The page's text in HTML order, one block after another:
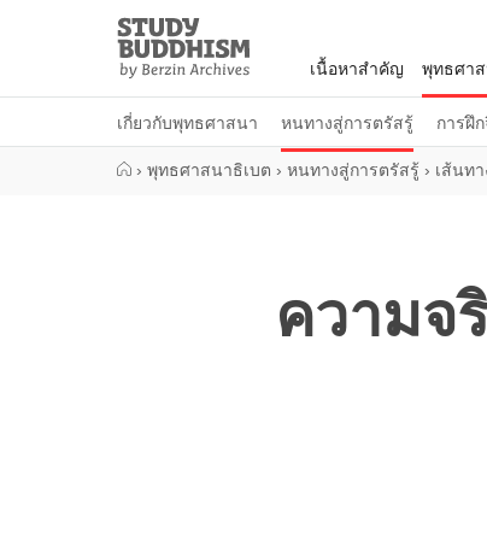
Study
Buddhism
Home
เนื้อหาสำคัญ พุทธศา
เกี่ยวกับพุทธศาสนา หนทางสู่การตรัสรู้ การฝึ
› พุทธศาสนาธิเบต › หนทางสู่การตรัสรู้ › เส้นท
ความจ